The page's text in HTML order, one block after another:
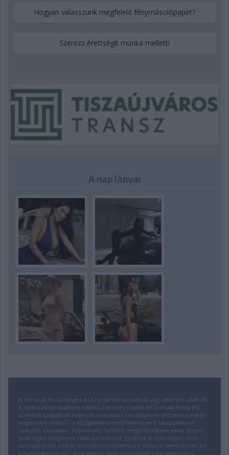
Hogyan válasszunk megfelelő fénymásolópapírt?
Szerezz érettségit munka mellett!
A nap lányai
A Formula.hu szöveges és képi tartalma szerzői jogi védelem alatt áll.
A weboldalon található cikkek, fotók és videók a Formula Press Kft.
szellemi tulajdonát képezik, és a kiadó vezetőjének előzetes írásbeli
engedélye nélkül – a szolgáltatás rendeltetésszerű használatával
velejáró olvasáson, képernyőn történő megjelenítésen és az ehhez
szükséges ideiglenes többszörözésen, továbbá a személyes, nem-
kereskedelmi célból történő merevlemezre történő lementésen és
kinyomtatáson túl - sem online, sem nyomtatott formában nem